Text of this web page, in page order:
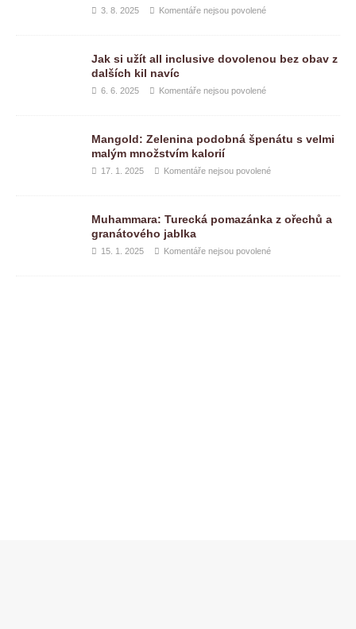
3. 8. 2025 Komentáře nejsou povolené
Jak si užít all inclusive dovolenou bez obav z
dalších kil navíc
6. 6. 2025 Komentáře nejsou povolené
Mangold: Zelenina podobná špenátu s velmi
malým množstvím kalorií
17. 1. 2025 Komentáře nejsou povolené
Muhammara: Turecká pomazánka z ořechů a
granátového jablka
15. 1. 2025 Komentáře nejsou povolené